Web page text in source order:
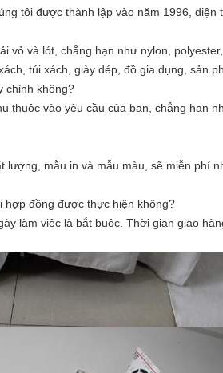
tôi được thành lập vào năm 1996,
vỏ và lót, chẳng hạn như nylon,
túi xách, giày dép, đồ gia dụng, sản
chỉnh không?
thuộc vào yêu cầu của bạn, chẳng hạn
lượng, mẫu in và mẫu màu, sẽ miễn
hợp đồng được thực hiện không?
làm việc là bắt buộc. Thời gian giao